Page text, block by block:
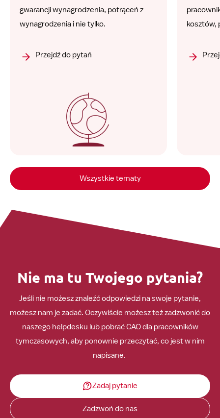
gwarancji wynagrodzenia, potrąceń z
wynagrodzenia i nie tylko.
Przejdź do pytań
kosztów,
Wszystkie tematy
Nie ma tu Twojego pytania?
Jeśli nie możesz znaleźć odpowiedzi na swoje pytanie,
możesz nam je zadać. Oczywiście możesz też zadzwonić do
naszego helpdesku lub pobrać CAO dla pracowników
tymczasowych, aby ponownie przeczytać, co jest w nim
napisane.
Zadaj pytanie
Zadzwoń do nas